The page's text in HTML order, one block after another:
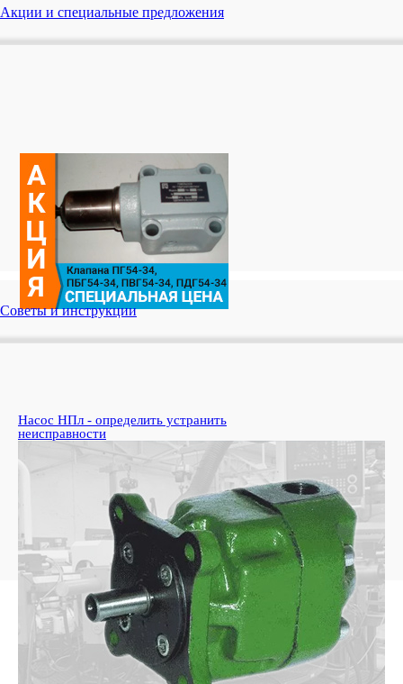
Акции и специальные предложения
Советы и инструкции
Насос НПл - определить устранить
неисправности